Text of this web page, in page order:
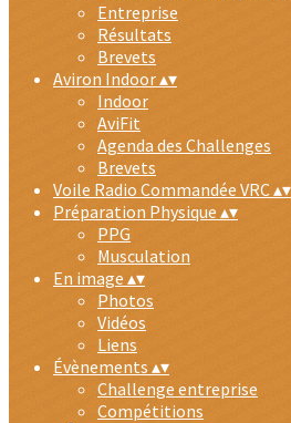
Entreprise
Résultats
Brevets
Aviron Indoor▴▾
Indoor
AviFit
Agenda des Challenges
Brevets
Voile Radio Commandée VRC▴▾
Préparation Physique ▴▾
PPG
Musculation
En image ▴▾
Photos
Vidéos
Liens
Évènements ▴▾
Challenge entreprise
Compétitions